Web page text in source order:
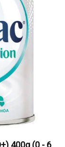
400g (0 - 6